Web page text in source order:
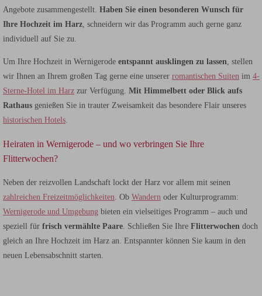
Angebote zusammengestellt. Haben Sie einen besonderen Wunsch für
Ihre Hochzeit im Harz, schneidern wir das Programm auch gerne ganz
individuell auf Sie zu.
Um Ihre Hochzeit in Wernigerode entspannt ausklingen zu lassen, stellen
wir Ihnen an Ihrem großen Tag gerne eine unserer romantischen Suiten im 4-
Sterne-Hotel im Harz zur Verfügung. Mit Himmelbett oder Blick aufs
Rathaus genießen Sie in trauter Zweisamkeit das besondere Flair unseres
historischen Hotels.
Heiraten in Wernigerode – und wo verbringen Sie Ihre
Flitterwochen?
Neben der reizvollen Landschaft lockt der Harz vor allem mit seinen
zahlreichen Freizeitmöglichkeiten. Ob Wandern oder Kulturprogramm:
Wernigerode und Umgebung bieten ein vielseitiges Programm – auch und
speziell für frisch vermählte Paare. Schließen Sie Ihre Flitterwochen doch
gleich an Ihre Hochzeit im Harz an. Entspannter können Sie kaum in den
neuen Lebensabschnitt starten.